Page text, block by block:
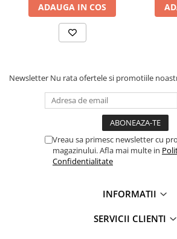
ADAUGA IN COS
Newsletter Nu rata ofertele si promotiile
Vreau sa primesc newsletter cu
magazinului. Afla mai multe in
Confidentialitate
INFORMATII
SERVICII CLIENTI